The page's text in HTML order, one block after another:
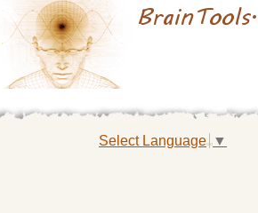
Select Language ▼